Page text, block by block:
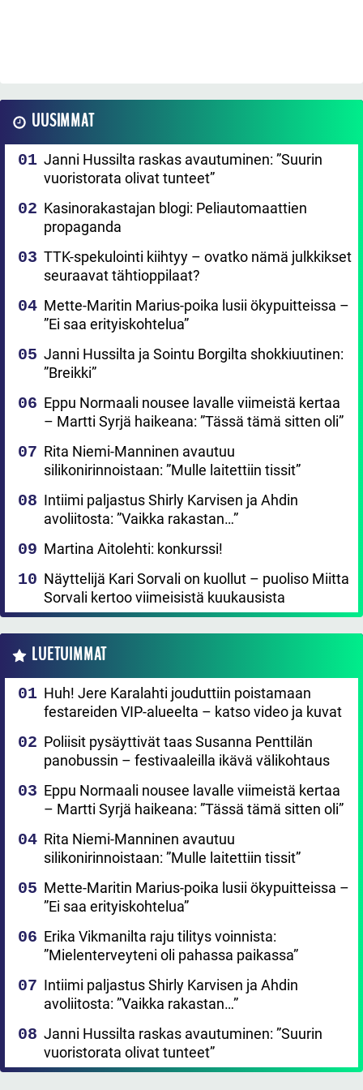
UUSIMMAT
Janni Hussilta raskas avautuminen: ”Suurin
vuoristorata olivat tunteet”
Kasinorakastajan blogi: Peliautomaattien
propaganda
TTK-spekulointi kiihtyy – ovatko nämä julkkikset
seuraavat tähtioppilaat?
Mette-Maritin Marius-poika lusii ökypuitteissa –
”Ei saa erityiskohtelua”
Janni Hussilta ja Sointu Borgilta shokkiuutinen:
”Breikki”
Eppu Normaali nousee lavalle viimeistä kertaa
– Martti Syrjä haikeana: ”Tässä tämä sitten oli”
Rita Niemi-Manninen avautuu
silikonirinnoistaan: ”Mulle laitettiin tissit”
Intiimi paljastus Shirly Karvisen ja Ahdin
avoliitosta: ”Vaikka rakastan…”
Martina Aitolehti: konkurssi!
Näyttelijä Kari Sorvali on kuollut – puoliso Miitta
Sorvali kertoo viimeisistä kuukausista
LUETUIMMAT
Huh! Jere Karalahti jouduttiin poistamaan
festareiden VIP-alueelta – katso video ja kuvat
Poliisit pysäyttivät taas Susanna Penttilän
panobussin – festivaaleilla ikävä välikohtaus
Eppu Normaali nousee lavalle viimeistä kertaa
– Martti Syrjä haikeana: ”Tässä tämä sitten oli”
Rita Niemi-Manninen avautuu
silikonirinnoistaan: ”Mulle laitettiin tissit”
Mette-Maritin Marius-poika lusii ökypuitteissa –
”Ei saa erityiskohtelua”
Erika Vikmanilta raju tilitys voinnista:
”Mielenterveyteni oli pahassa paikassa”
Intiimi paljastus Shirly Karvisen ja Ahdin
avoliitosta: ”Vaikka rakastan…”
Janni Hussilta raskas avautuminen: ”Suurin
vuoristorata olivat tunteet”